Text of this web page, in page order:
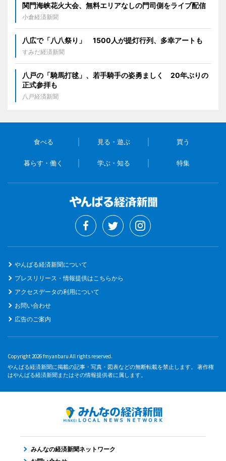
関門海峡花火大会、無料エリアなしの門司側をライブ配信
小倉経済新聞
八広で「八八祭り」 1500人が提灯行列、多幸アートも
すみだ経済新聞
八戸の「騎馬打毬」、若手騎手の姿勇ましく 20年ぶりの
正式参拝も
八戸経済新聞
食べる 見る・遊ぶ 買う
暮らす・働く 学ぶ・知る 特集
やんばる経済新聞について
プレスリリース・情報提供はこちらから
アクセスデータの利用について
お問い合わせ
広告のご案内
Copyright 2026 fmyanbaru All rights reserved.
やんばる経済新聞に掲載の記事・写真・図表などの無断転載を禁止します。 著作権
はやんばる経済新聞またはその情報提供者に属します。
みんなの経済新聞ネットワーク